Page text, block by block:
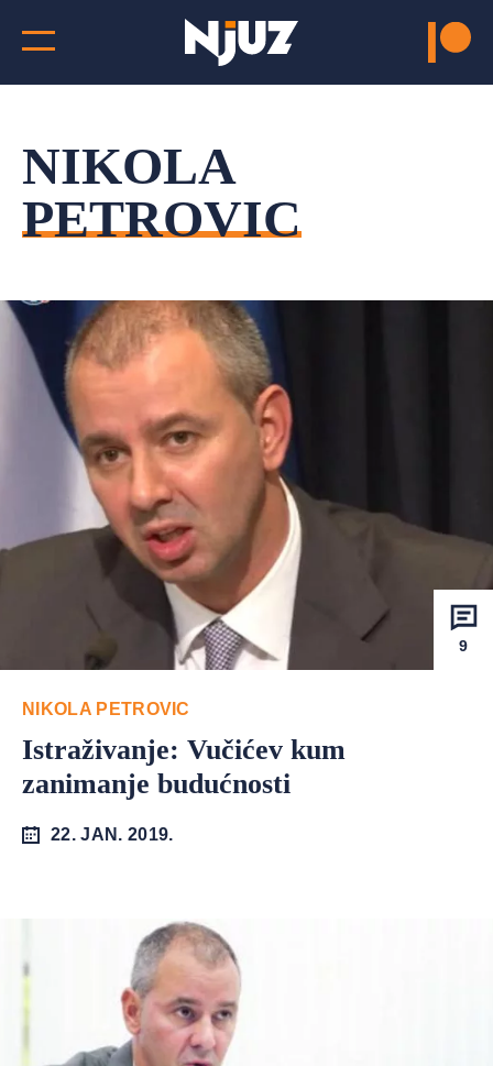
NIKOLA
PETROVIC
9
NIKOLA PETROVIC
Istraživanje: Vučićev kum
zanimanje budućnosti
22. JAN. 2019.